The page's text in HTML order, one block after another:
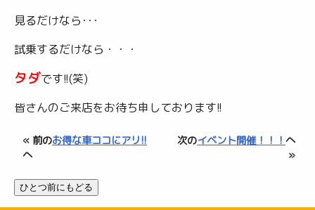
見るだけなら･･･
試乗するだけなら・・・
タダです!!(笑)
皆さんのご来店をお待ち申しております!!
« 前のお得な車ココにアリ!!
へ
次のイベント開催！！！ へ
»